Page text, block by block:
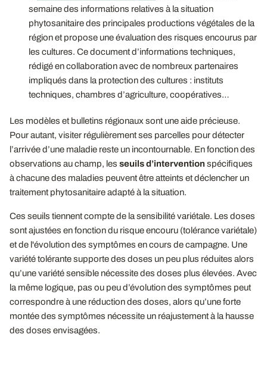
semaine des informations relatives à la situation
phytosanitaire des principales productions végétales de la
région et propose une évaluation des risques encourus par
les cultures. Ce document d’informations techniques,
rédigé en collaboration avec de nombreux partenaires
impliqués dans la protection des cultures : instituts
techniques, chambres d’agriculture, coopératives…
Les modèles et bulletins régionaux sont une aide précieuse.
Pour autant, visiter régulièrement ses parcelles pour détecter
l’arrivée d’une maladie reste un incontournable. En fonction des
observations au champ, les seuils d’interventionspécifiques
à chacune des maladies peuvent être atteints et déclencher un
traitement phytosanitaire adapté à la situation.
Ces seuils tiennent compte de la sensibilité variétale. Les doses
sont ajustées en fonction du risque encouru (tolérance variétale)
et de l'évolution des symptômes en cours de campagne. Une
variété tolérante supporte des doses un peu plus réduites alors
qu’une variété sensible nécessite des doses plus élevées. Avec
la même logique, pas ou peu d’évolution des symptômes peut
correspondre à une réduction des doses, alors qu’une forte
montée des symptômes nécessite un réajustement à la hausse
des doses envisagées.